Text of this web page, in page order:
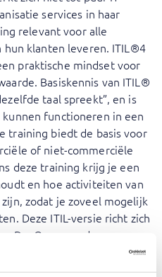
services in haar
relevant voor alle
hun klanten leveren. ITIL®4
praktische mindset voor
Basiskennis van ITIL®
taal spreekt”, en is
functioneren in een
training biedt de basis voor
of niet-commerciële
deze training krijg je een
en hoe activiteiten van
zodat je zoveel mogelijk
Deze ITIL-versie richt zich
DevOps, waardoor
en hun implicaties kunnen
naar hun eigen